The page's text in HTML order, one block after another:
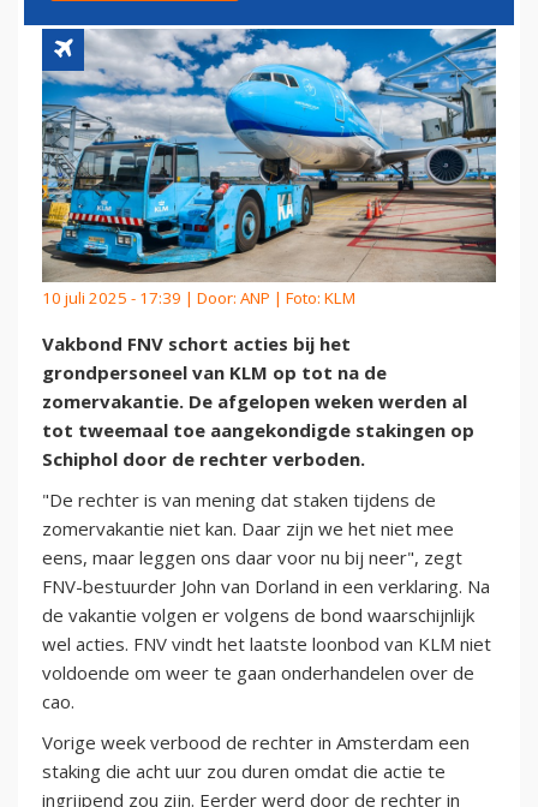
10 juli 2025 - 17:39 | Door: ANP | Foto: KLM
Vakbond FNV schort acties bij het
grondpersoneel van KLM op tot na de
zomervakantie. De afgelopen weken werden al
tot tweemaal toe aangekondigde stakingen op
Schiphol door de rechter verboden.
"De rechter is van mening dat staken tijdens de
zomervakantie niet kan. Daar zijn we het niet mee
eens, maar leggen ons daar voor nu bij neer", zegt
FNV-bestuurder John van Dorland in een verklaring. Na
de vakantie volgen er volgens de bond waarschijnlijk
wel acties. FNV vindt het laatste loonbod van KLM niet
voldoende om weer te gaan onderhandelen over de
cao.
Vorige week verbood de rechter in Amsterdam een
staking die acht uur zou duren omdat die actie te
ingrijpend zou zijn. Eerder werd door de rechter in